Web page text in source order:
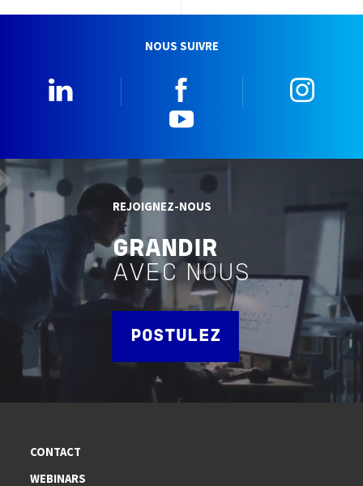
NOUS SUIVRE
REJOIGNEZ-NOUS
GRANDIR
AVEC NOUS
POSTULEZ
CONTACT
WEBINARS